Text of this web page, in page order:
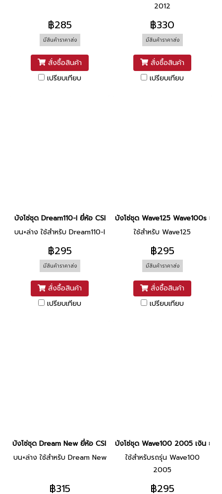
฿285
มีสินค้าราคาส่ง
สั่งซื้อสินค้า
เปรียบเทียบ
2012
฿330
มีสินค้าราคาส่ง
สั่งซื้อสินค้า
เปรียบเทียบ
บังโซ่ชุด Dream110-I ยี่ห้อ CSI
บน+ล่าง ใช้สำหรับ Dream110-I
฿295
มีสินค้าราคาส่ง
สั่งซื้อสินค้า
เปรียบเทียบ
บังโซ่ชุด Wave125 Wave100s เงิ
ใช้สำหรับ Wave125
฿295
มีสินค้าราคาส่ง
สั่งซื้อสินค้า
เปรียบเทียบ
บังโซ่ชุด Dream New ยี่ห้อ CSI (เงิน)
บน+ล่าง ใช้สำหรับ Dream New
฿315
บังโซ่ชุด Wave100 2005 เงิน ยี่ห้อ
ใช้สำหรับรถรุ่น Wave100
2005
฿295